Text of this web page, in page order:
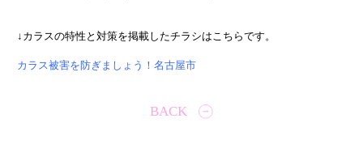
↓カラスの特性と対策を掲載したチラシはこちらです。
カラス被害を防ぎましょう！名古屋市
BACK